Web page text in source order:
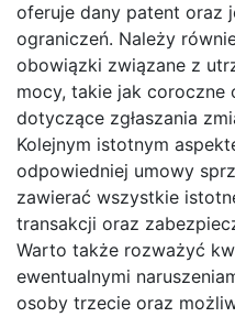
oferuje dany patent oraz
ograniczeń. Należy
obowiązki związane z
mocy, takie jak coroczne
dotyczące zgłaszania
Kolejnym istotnym
odpowiedniej umowy
zawierać wszystkie
transakcji oraz
Warto także rozważyć
ewentualnymi
osoby trzecie oraz